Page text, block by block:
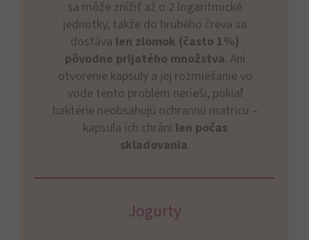
sa môže znížiť až o 2 logaritmické
jednotky, takže do hrubého čreva sa
dostáva len zlomok (často 1%)
pôvodne prijatého množstva. Ani
otvorenie kapsuly a jej rozmiešanie vo
vode tento problém nerieši, pokiaľ
baktérie neobsahujú ochrannú matricu –
kapsula ich chráni len počas
skladovania.
Jogurty